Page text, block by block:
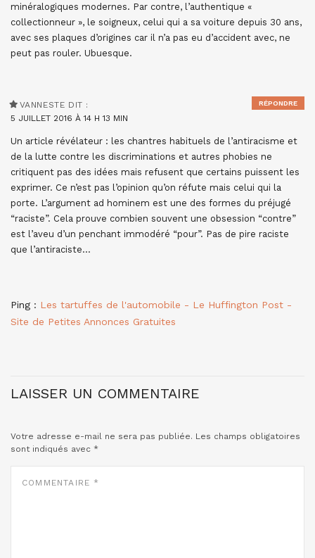
minéralogiques modernes. Par contre, l’authentique «
collectionneur », le soigneux, celui qui a sa voiture depuis 30 ans,
avec ses plaques d’origines car il n’a pas eu d’accident avec, ne
peut pas rouler. Ubuesque.
VANNESTE DIT :
5 JUILLET 2016 À 14 H 13 MIN
Un article révélateur : les chantres habituels de l’antiracisme et
de la lutte contre les discriminations et autres phobies ne
critiquent pas des idées mais refusent que certains puissent les
exprimer. Ce n’est pas l’opinion qu’on réfute mais celui qui la
porte. L’argument ad hominem est une des formes du préjugé
“raciste”. Cela prouve combien souvent une obsession “contre”
est l’aveu d’un penchant immodéré “pour”. Pas de pire raciste
que l’antiraciste…
RÉPONDRE
Ping : Les tartuffes de l'automobile - Le Huffington Post -
Site de Petites Annonces Gratuites
LAISSER UN COMMENTAIRE
Votre adresse e-mail ne sera pas publiée. Les champs obligatoires
sont indiqués avec *